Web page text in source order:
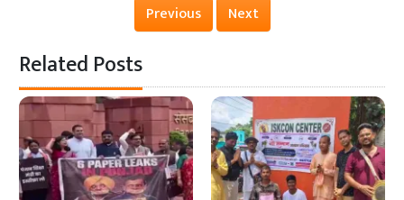
Previous Next
Related Posts